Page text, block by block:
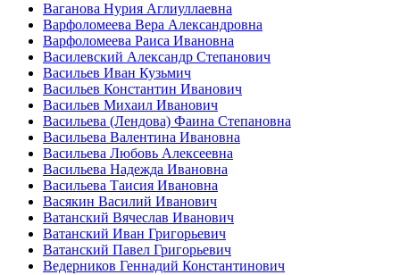
Ваганова Нурия Аглиуллаевна
Варфоломеева Вера Александровна
Варфоломеева Раиса Ивановна
Василевский Александр Степанович
Васильев Иван Кузьмич
Васильев Константин Иванович
Васильев Михаил Иванович
Васильева (Лендова) Фаина Степановна
Васильева Валентина Ивановна
Васильева Любовь Алексеевна
Васильева Надежда Ивановна
Васильева Таисия Ивановна
Васякин Василий Иванович
Ватанский Вячеслав Иванович
Ватанский Иван Григорьевич
Ватанский Павел Григорьевич
Ведерников Геннадий Константинович